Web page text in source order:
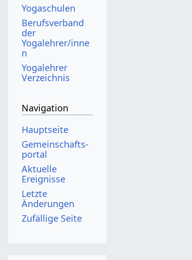
Yogaschulen
Berufsverband
der
Yogalehrer/inne
n
Yogalehrer
Verzeichnis
Navigation
Hauptseite
Gemeinschafts­
portal
Aktuelle
Ereignisse
Letzte
Änderungen
Zufällige Seite